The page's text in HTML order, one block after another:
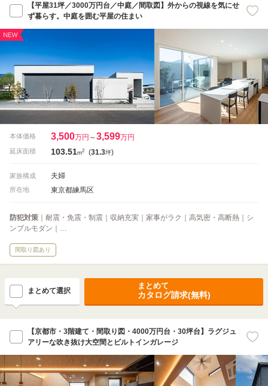
【平屋31坪／3000万円台／中庭／間取図】外からの視線を気にせ
ず暮らす。中庭を囲む平屋の住まい
本体価格 3,500万円 ～3,599万円
延床面積 103.51m2 (31.3坪)
家族構成 夫婦
所在地 東京都練馬区
防犯対策 ｜耐震・免震・制震｜収納充実｜家事がラク｜高気密・高断熱｜シ
ンプルモダン｜…
間取り図あり
まとめて選択
まとめて
カタログ請求(無料)
【京都市・3階建て・間取り図・4000万円台・30坪台】ラグジュ
アリーな吹き抜け大空間とビルトインガレージ